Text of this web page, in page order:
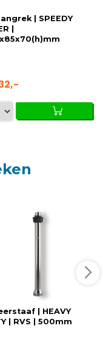
| SPEEDY
|
| HEAVY
| RVS | 500mm